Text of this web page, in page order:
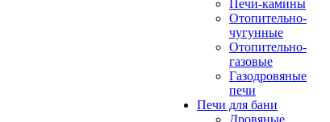
Печи-камины
Отопительно-
чугунные
Отопительно-
газовые
Газодровяные
печи
Печи для бани
Дровяные